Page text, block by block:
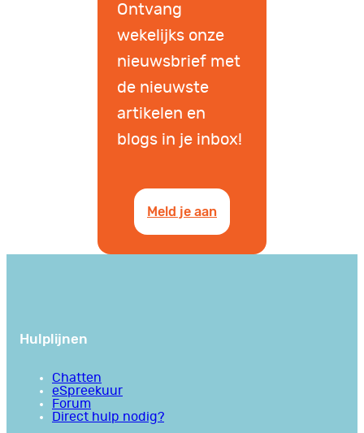
Ontvang
wekelijks onze
nieuwsbrief met
de nieuwste
artikelen en
blogs in je inbox!
Meld je aan
Hulplijnen
Chatten
eSpreekuur
Forum
Direct hulp nodig?